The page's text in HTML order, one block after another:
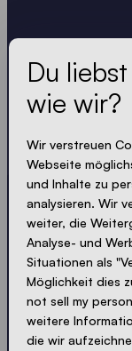
Lass
Immer up-to-
PRIVACY
Du
wie wir?
Wir verstreuen
Webseite
und Inhalte zu
analysieren. Wir
weiter, die
Analyse- und
Situationen als
Möglichkeit dies
not sell my
weitere
die wir